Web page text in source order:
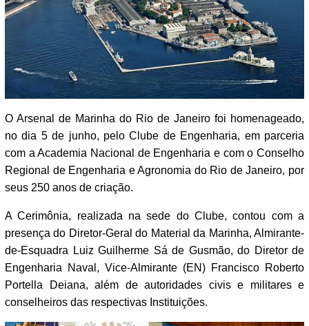
O Arsenal de Marinha do Rio de Janeiro foi homenageado,
no dia 5 de junho, pelo Clube de Engenharia, em parceria
com a Academia Nacional de Engenharia e com o Conselho
Regional de Engenharia e Agronomia do Rio de Janeiro, por
seus 250 anos de criação.
A Cerimônia, realizada na sede do Clube, contou com a
presença do Diretor-Geral do Material da Marinha, Almirante-
de-Esquadra Luiz Guilherme Sá de Gusmão, do Diretor de
Engenharia Naval, Vice-Almirante (EN) Francisco Roberto
Portella Deiana, além de autoridades civis e militares e
conselheiros das respectivas Instituições.